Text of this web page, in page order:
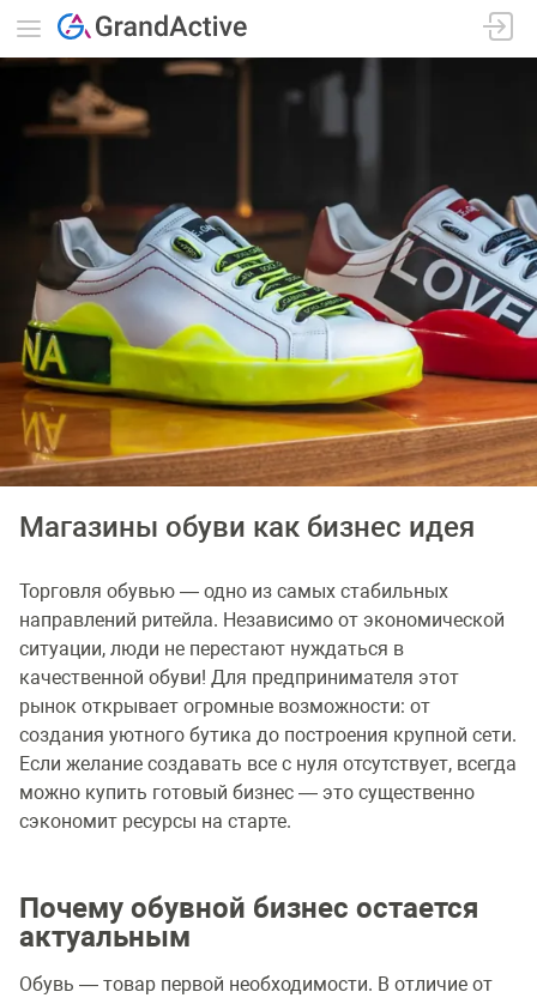
Магазины обуви как бизнес идея
Торговля обувью — одно из самых стабильных
направлений ритейла. Независимо от экономической
ситуации, люди не перестают нуждаться в
качественной обуви! Для предпринимателя этот
рынок открывает огромные возможности: от
создания уютного бутика до построения крупной сети.
Если желание создавать все с нуля отсутствует, всегда
можно купить готовый бизнес — это существенно
сэкономит ресурсы на старте.
Почему обувной бизнес остается
актуальным
Обувь — товар первой необходимости. В отличие от